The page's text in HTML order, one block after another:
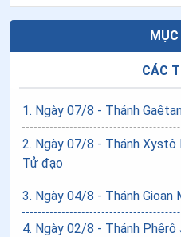
CÁC
1. Ngày 07/8 - Thánh
2. Ngày 07/8 - Thánh Xystô
Tử đạo
3. Ngày 04/8 - Thánh Gioan
4. Ngày 02/8 - Thánh Phêrô